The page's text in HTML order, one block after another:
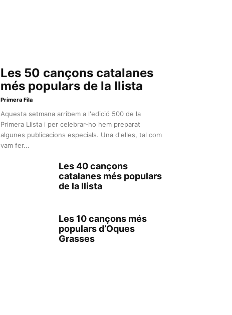
Les 50 cançons catalanes
més populars de la llista
Primera Fila
Aquesta setmana arribem a l'edició 500 de la
Primera Llista i per celebrar-ho hem preparat
algunes publicacions especials. Una d'elles, tal com
vam fer...
Les 40 cançons
catalanes més populars
de la llista
Les 10 cançons més
populars d’Oques
Grasses